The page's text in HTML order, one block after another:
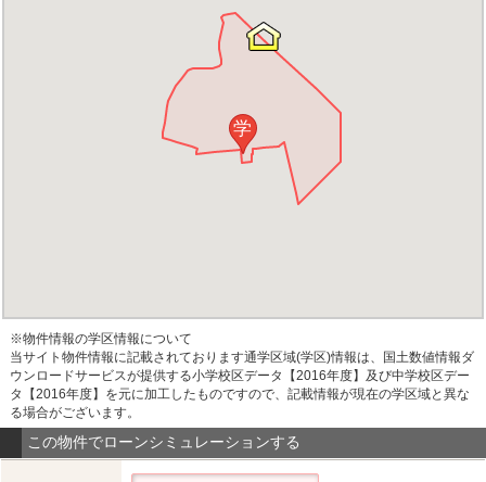
学
※物件情報の学区情報について
当サイト物件情報に記載されております通学区域(学区)情報は、国土数値情報ダ
ウンロードサービスが提供する小学校区データ【2016年度】及び中学校区デー
タ【2016年度】を元に加工したものですので、記載情報が現在の学区域と異な
る場合がございます。
この物件でローンシミュレーションする